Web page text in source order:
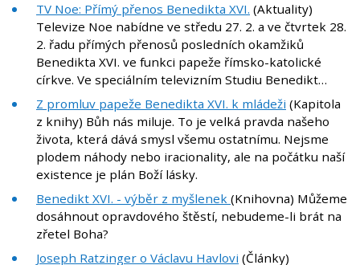
TV Noe: Přímý přenos Benedikta XVI. (Aktuality)
Televize Noe nabídne ve středu 27. 2. a ve čtvrtek 28.
2. řadu přímých přenosů posledních okamžiků
Benedikta XVI. ve funkci papeže římsko-katolické
církve. Ve speciálním televizním Studiu Benedikt…
Z promluv papeže Benedikta XVI. k mládeži (Kapitola
z knihy) Bůh nás miluje. To je velká pravda našeho
života, která dává smysl všemu ostatnímu. Nejsme
plodem náhody nebo iracionality, ale na počátku naší
existence je plán Boží lásky.
Benedikt XVI. - výběr z myšlenek (Knihovna) Můžeme
dosáhnout opravdového štěstí, nebudeme-li brát na
zřetel Boha?
Joseph Ratzinger o Václavu Havlovi (Články)